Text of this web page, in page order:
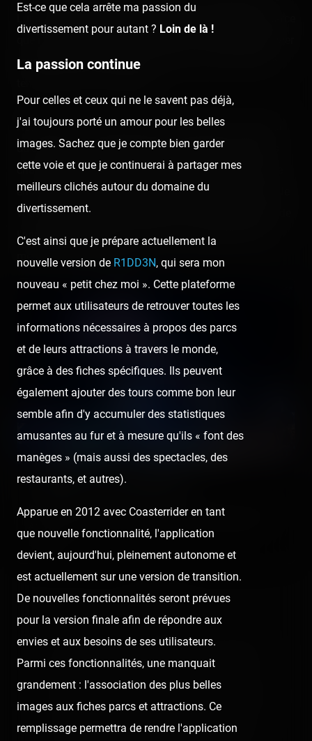
(que je salue et remercie encore pour son accueil et le
Néanmoins, de ce que nous avions aperçu au sommet
du Jumbo Jet, il semblerait qu'il n'y ait pas eu de gros
changements dans ce parc depuis notre dernière visite
en 2020 ; cela explique les peu de photos de la visite. Je
vous invite alors à vous reporter sur notre publication de
l'année dernière pour vous faire une idée précise des
métiers de ce Luna Park :
Amigoland — 28 juillet 2020
[SRLP 12/24] Pas très loin des chouettes plages du Grau-du-Roi,
Like Love
🤮 Sick ❤️ Supportive 🙏 Thankful
Est-ce que cela arrête ma passion du
divertissement pour autant ? Loin de là !
La passion continue
Pour celles et ceux qui ne le savent pas déjà,
j'ai toujours porté un amour pour les belles
images. Sachez que je compte bien garder
cette voie et que je continuerai à partager mes
meilleurs clichés autour du domaine du
divertissement.
C'est ainsi que je prépare actuellement la
nouvelle version de R1DD3N, qui sera mon
nouveau « petit chez moi ». Cette plateforme
permet aux utilisateurs de retrouver toutes les
informations nécessaires à propos des parcs
et de leurs attractions à travers le monde,
grâce à des fiches spécifiques. Ils peuvent
également ajouter des tours comme bon leur
semble afin d'y accumuler des statistiques
amusantes au fur et à mesure qu'ils « font des
manèges » (mais aussi des spectacles, des
restaurants, et autres).
Apparue en 2012 avec Coasterrider en tant
que nouvelle fonctionnalité, l'application
devient, aujourd'hui, pleinement autonome et
est actuellement sur une version de transition.
De nouvelles fonctionnalités seront prévues
pour la version finale afin de répondre aux
envies et aux besoins de ses utilisateurs.
Parmi ces fonctionnalités, une manquait
grandement : l'association des plus belles
images aux fiches parcs et attractions. Ce
remplissage permettra de rendre l'application